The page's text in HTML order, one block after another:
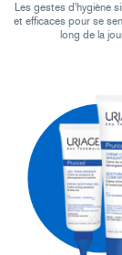
Les gestes d'hygiène
et efficaces pour se
long de la